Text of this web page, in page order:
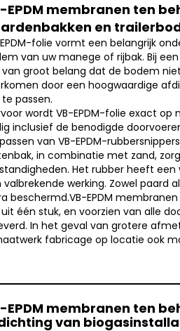
EPDM membranen ten
en
folie vormt een belangrijk
van uw manege of rijbak. Bij
groot belang dat de bodem
door een hoogwaardige
passen.
wordt VB-EPDM-folie exact op
inclusief de benodigde
van VB-EPDM-
in combinatie met zand,
Het rubber heeft een
valbrekende werking. Zowel paard
beschermd.VB-EPDM
één stuk, en voorzien van alle
In het geval van grotere
fabricage op locatie ook
EPDM membranen ten
van